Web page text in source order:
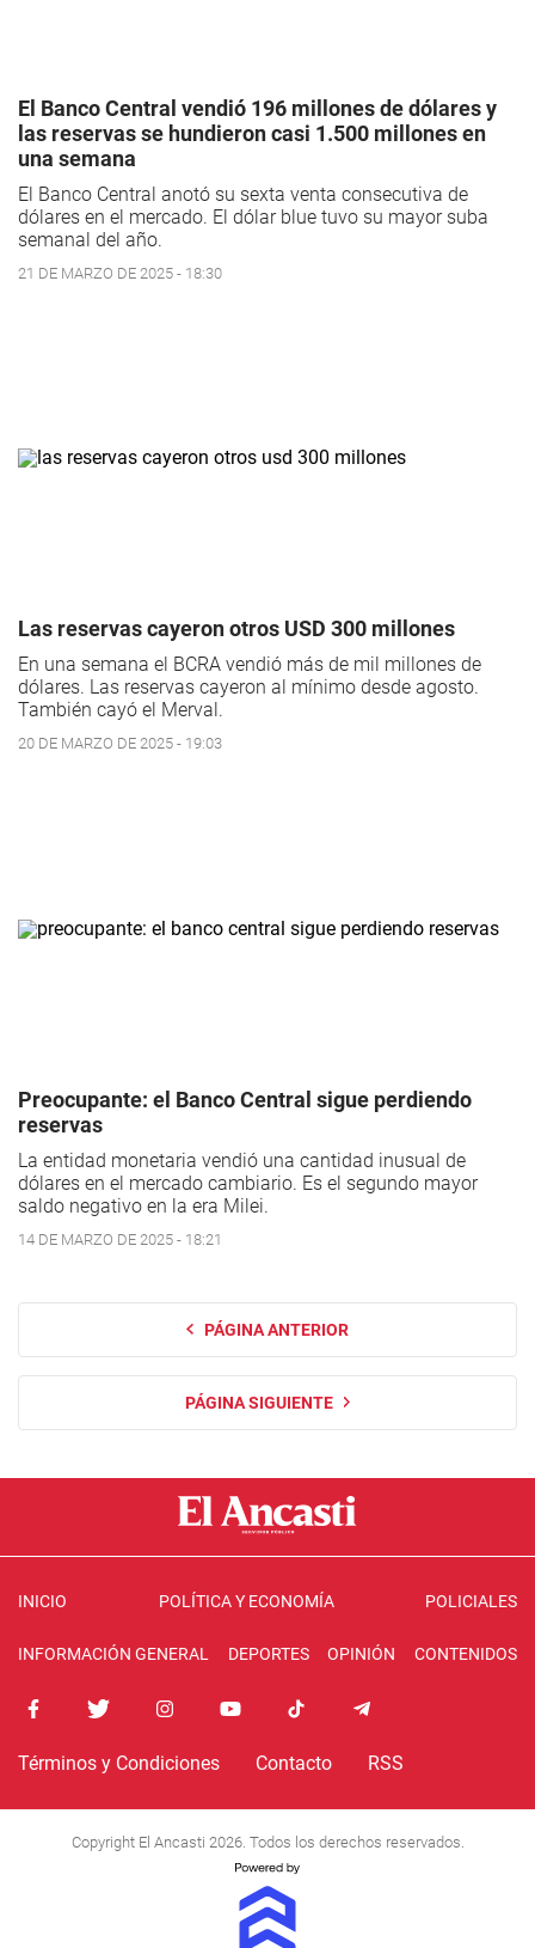
El Banco Central vendió 196 millones de dólares y
las reservas se hundieron casi 1.500 millones en
una semana
El Banco Central anotó su sexta venta consecutiva de
dólares en el mercado. El dólar blue tuvo su mayor suba
semanal del año.
21 DE MARZO DE 2025 - 18:30
Las reservas cayeron otros USD 300 millones
En una semana el BCRA vendió más de mil millones de
dólares. Las reservas cayeron al mínimo desde agosto.
También cayó el Merval.
20 DE MARZO DE 2025 - 19:03
Preocupante: el Banco Central sigue perdiendo
reservas
La entidad monetaria vendió una cantidad inusual de
dólares en el mercado cambiario. Es el segundo mayor
saldo negativo en la era Milei.
14 DE MARZO DE 2025 - 18:21
PÁGINA ANTERIOR
PÁGINA SIGUIENTE
INICIO POLÍTICA Y ECONOMÍA POLICIALES
INFORMACIÓN GENERAL DEPORTES OPINIÓN CONTENIDOS
Términos y Condiciones Contacto RSS
Copyright El Ancasti 2026. Todos los derechos reservados.